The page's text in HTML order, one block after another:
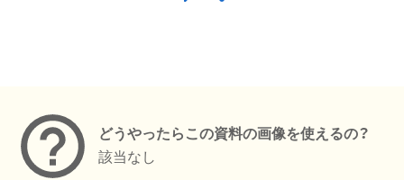
どうやったらこの資料の画像を使えるの？
該当なし